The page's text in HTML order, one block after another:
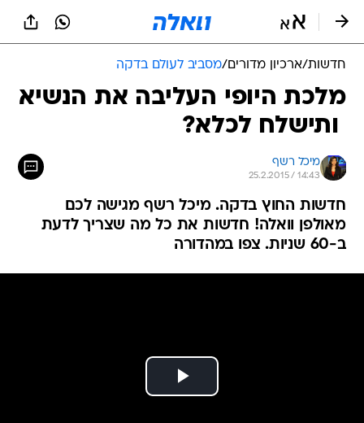
חדשות/ארכיון מדורים/מסביב לעולם בדקה
מלכת היופי העליבה את הנשיא
 ותישלח לכלא?
מיכל רשף
25.2.2015 / 14:43
חדשות החוץ בדקה. מיכל רשף מגישה לכם
מאולפן וואלה! חדשות את כל מה שצריך לדעת
ב-60 שניות. צפו במהדורה